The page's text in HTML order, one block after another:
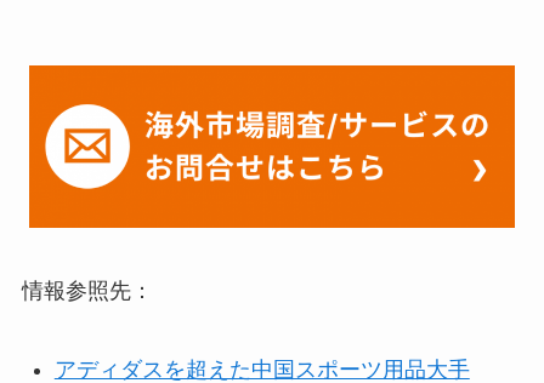
情報参照先：
アディダスを超えた中国スポーツ用品大手